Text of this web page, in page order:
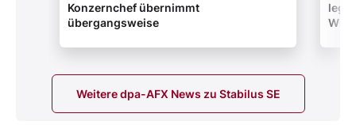
Konzernchef übernimmt
übergangsweise
legt
Weitere dpa-AFX News zu Stabilus SE